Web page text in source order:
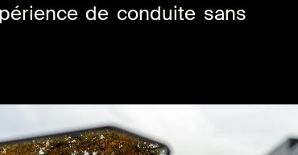
de conduite sans